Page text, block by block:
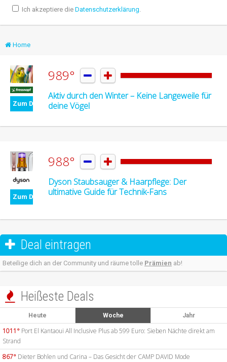
Ich akzeptiere die Datenschutzerklärung.
Home
Zum Deal
989°  
Aktiv durch den Winter – Keine Langeweile für
deine Vögel
Zum Deal
988°  
Dyson Staubsauger & Haarpflege: Der
ultimative Guide für Technik-Fans
 Deal eintragen
Beteilige dich an der Community und räume tolle Prämien ab!
 Heißeste Deals
Heute Woche Jahr
1011° Port El Kantaoui All Inclusive Plus ab 599 Euro: Sieben Nächte direkt am
Strand
867° Dieter Bohlen und Carina – Das Gesicht der CAMP DAVID Mode